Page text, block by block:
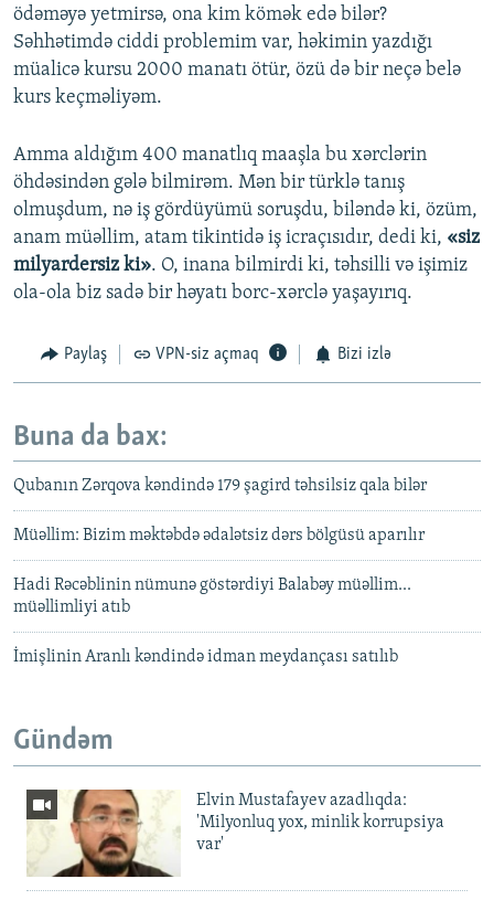
ödəməyə yetmirsə, ona kim kömək edə bilər?
Səhhətimdə ciddi problemim var, həkimin yazdığı
müalicə kursu 2000 manatı ötür, özü də bir neçə belə
kurs keçməliyəm.
Amma aldığım 400 manatlıq maaşla bu xərclərin
öhdəsindən gələ bilmirəm. Mən bir türklə tanış
olmuşdum, nə iş gördüyümü soruşdu, biləndə ki, özüm,
anam müəllim, atam tikintidə iş icraçısıdır, dedi ki, «siz
milyardersiz ki». O, inana bilmirdi ki, təhsilli və işimiz
ola-ola biz sadə bir həyatı borc-xərclə yaşayırıq.
Paylaş VPN-siz açmaq Bizi izlə
Buna da bax:
Qubanın Zərqova kəndində 179 şagird təhsilsiz qala bilər
Müəllim: Bizim məktəbdə ədalətsiz dərs bölgüsü aparılır
Hadi Rəcəblinin nümunə göstərdiyi Balabəy müəllim...
müəllimliyi atıb
İmişlinin Aranlı kəndində idman meydançası satılıb
Gündəm
Elvin Mustafayev azadlıqda:
'Milyonluq yox, minlik korrupsiya
var'